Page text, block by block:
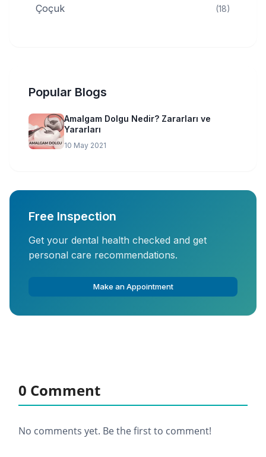
Çoçuk (18)
Popular Blogs
Amalgam Dolgu Nedir? Zararları ve
Yararları
10 May 2021
Free Inspection
Get your dental health checked and get
personal care recommendations.
Make an Appointment
0 Comment
No comments yet. Be the first to comment!